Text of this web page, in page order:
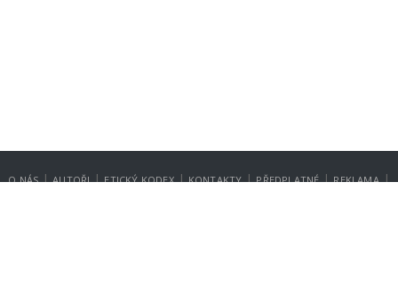
O NÁS | AUTOŘI | ETICKÝ KODEX | KONTAKTY | PŘEDPLATNÉ | REKLAMA |